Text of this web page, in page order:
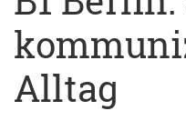
Alltag